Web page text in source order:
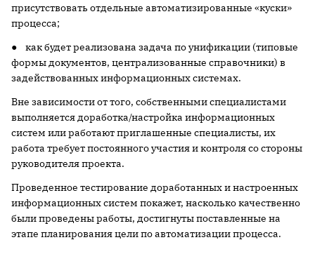
присутствовать отдельные автоматизированные «куски»
процесса;
● как будет реализована задача по унификации (типовые
формы документов, централизованные справочники) в
задействованных информационных системах.
Вне зависимости от того, собственными специалистами
выполняется доработка/настройка информационных
систем или работают приглашенные специалисты, их
работа требует постоянного участия и контроля со стороны
руководителя проекта.
Проведенное тестирование доработанных и настроенных
информационных систем покажет, насколько качественно
были проведены работы, достигнуты поставленные на
этапе планирования цели по автоматизации процесса.